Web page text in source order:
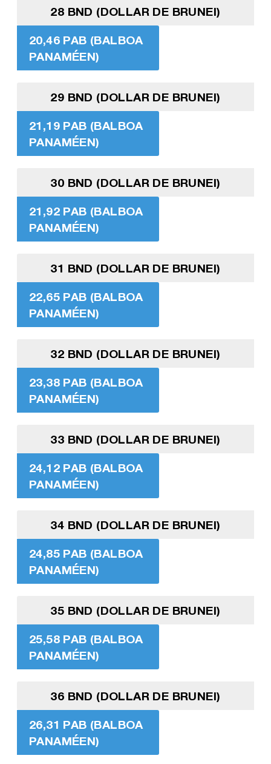
28 BND (DOLLAR DE BRUNEI)
20,46 PAB (BALBOA
PANAMÉEN)
29 BND (DOLLAR DE BRUNEI)
21,19 PAB (BALBOA
PANAMÉEN)
30 BND (DOLLAR DE BRUNEI)
21,92 PAB (BALBOA
PANAMÉEN)
31 BND (DOLLAR DE BRUNEI)
22,65 PAB (BALBOA
PANAMÉEN)
32 BND (DOLLAR DE BRUNEI)
23,38 PAB (BALBOA
PANAMÉEN)
33 BND (DOLLAR DE BRUNEI)
24,12 PAB (BALBOA
PANAMÉEN)
34 BND (DOLLAR DE BRUNEI)
24,85 PAB (BALBOA
PANAMÉEN)
35 BND (DOLLAR DE BRUNEI)
25,58 PAB (BALBOA
PANAMÉEN)
36 BND (DOLLAR DE BRUNEI)
26,31 PAB (BALBOA
PANAMÉEN)